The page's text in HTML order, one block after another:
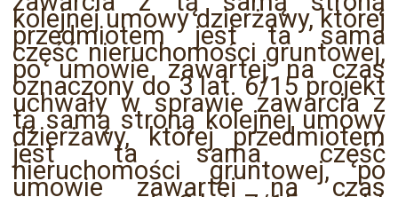
kolejnej umowy dzierżawy, której
przedmiotem jest ta sama
część nieruchomości gruntowej,
po umowie zawartej na czas
oznaczony do 3 lat. 6/15 projekt
uchwały w sprawie zawarcia z
tą samą stroną kolejnej umowy
dzierżawy, której przedmiotem
jest ta sama część
nieruchomości gruntowej, po
umowie zawartej na czas